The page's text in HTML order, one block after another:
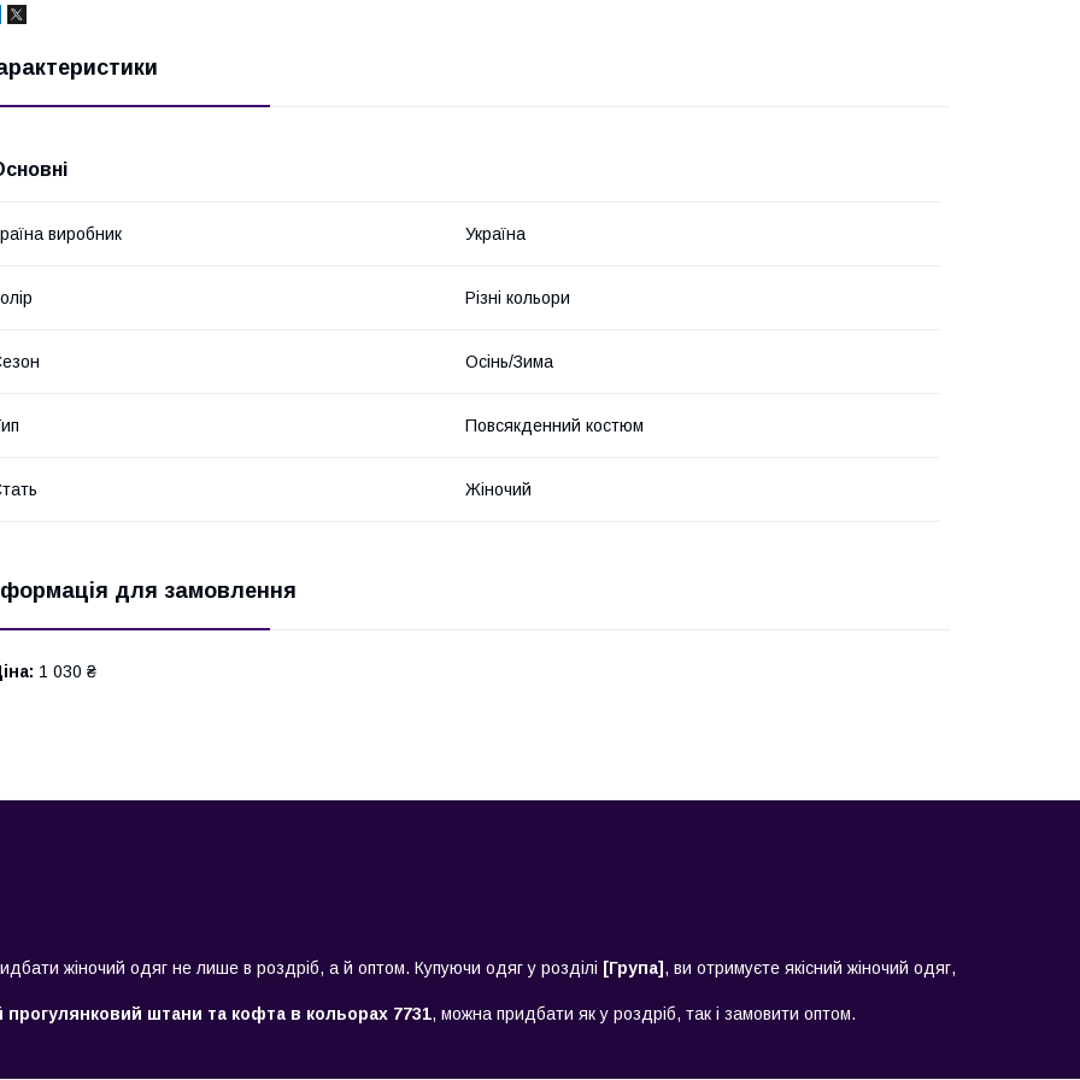
виробник Україна
Різні кольори
Осінь/Зима
Повсякденний костюм
Жіночий
для замовлення
1 030 ₴
жіночий одяг не лише в роздріб, а й оптом. Купуючи одяг у розділі [Група] , ви отримуєте якісний жіночий одяг,
штани та кофта в кольорах 7731, можна придбати як у роздріб, так і замовити оптом.